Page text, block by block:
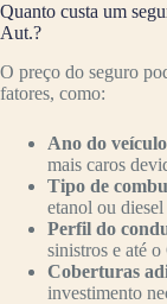
Quanto custa um
Aut.?
O preço do seguro
fatores, como:
Ano do veículo
mais caros
Tipo de
etanol ou
Perfil do
sinistros e até
Coberturas
investimento